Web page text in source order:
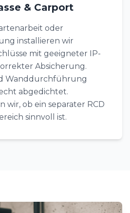
& Carport
oder
installieren wir
mit geeigneter IP-
Absicherung.
Wanddurchführung
abgedichtet.
wir, ob ein separater RCD
sinnvoll ist.